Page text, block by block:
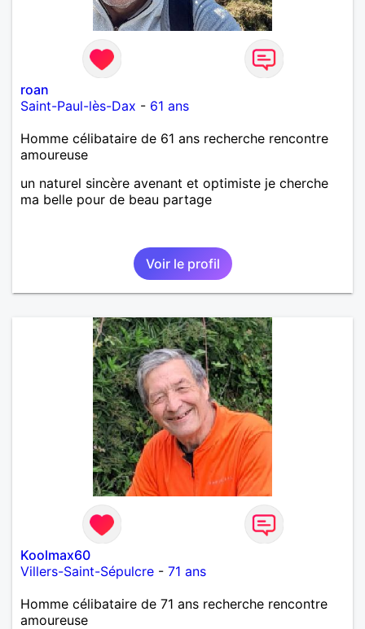
roan
Saint-Paul-lès-Dax - 61 ans
Homme célibataire de 61 ans recherche rencontre
amoureuse
un naturel sincère avenant et optimiste je cherche
ma belle pour de beau partage
Voir le profil
Koolmax60
Villers-Saint-Sépulcre - 71 ans
Homme célibataire de 71 ans recherche rencontre
amoureuse